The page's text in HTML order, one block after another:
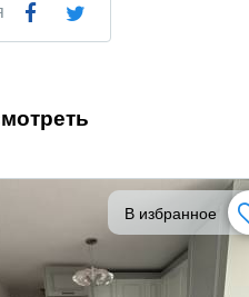
В избранное